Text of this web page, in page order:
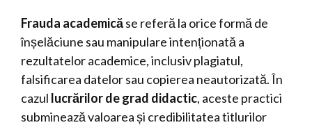
Frauda academicăse referă la orice formă de
înșelăciune sau manipulare intenționată a
rezultatelor academice, inclusiv plagiatul,
falsificarea datelor sau copierea neautorizată. În
cazul lucrărilor de grad didactic, aceste practici
subminează valoarea și credibilitatea titlurilor